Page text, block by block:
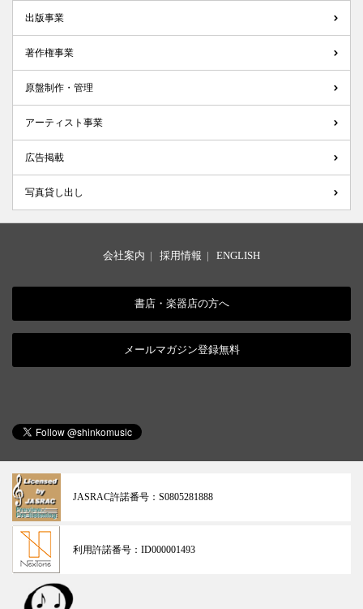
出版事業
著作権事業
原盤制作・管理
アーティスト事業
広告掲載
写真貸し出し
会社案内 | 採用情報 | ENGLISH
書店・楽器店の方へ
メールマガジン登録無料
JASRAC許諾番号： S0805281888
利用許諾番号： ID000001493